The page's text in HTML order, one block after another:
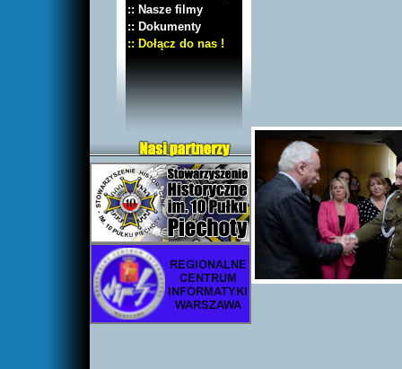
:: Nasze filmy
:: Dokumenty
:: Dołącz do nas !